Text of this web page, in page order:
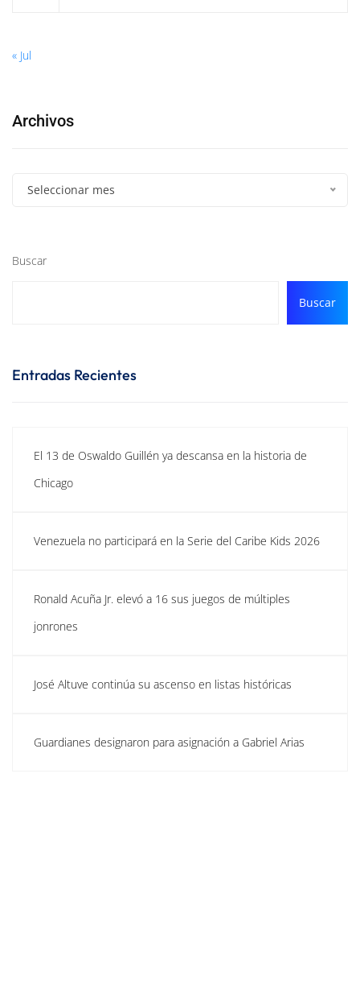
« Jul
Archivos
Seleccionar mes
Buscar
Buscar
Entradas Recientes
El 13 de Oswaldo Guillén ya descansa en la historia de
Chicago
Venezuela no participará en la Serie del Caribe Kids 2026
Ronald Acuña Jr. elevó a 16 sus juegos de múltiples
jonrones
José Altuve continúa su ascenso en listas históricas
Guardianes designaron para asignación a Gabriel Arias